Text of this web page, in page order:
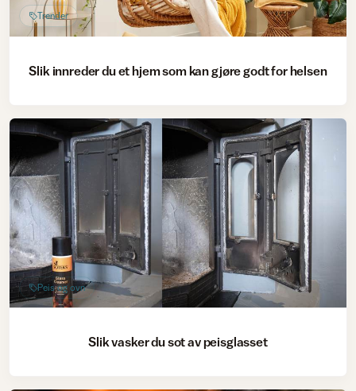
Trender
Slik innreder du et hjem som kan gjøre godt for helsen
Peis og ovn
Slik vasker du sot av peisglasset